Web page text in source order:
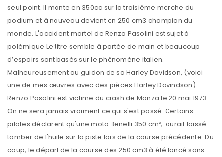
seul point. Il monte en 350cc sur la troisième marche du
podium et à nouveau devient en 250 cm3 champion du
monde. L'accident mortel de Renzo Pasolini est sujet à
polémique Le titre semble à portée de main et beaucoup
d’espoirs sont basés sur le phénomène italien.
Malheureusement au guidon de sa Harley Davidson, (voici
une de mes œuvres avec des pièces Harley Davindson)
Renzo Pasolini est victime du crash de Monza le 20 mai 1973.
On ne sera jamais vraiment ce qui s'est passé. Certains
pilotes déclarent qu'une moto Benelli 350 cm³, aurait laissé
tomber de l'huile sur la piste lors de la course précédente. Du
coup, le départ de la course des 250 cm3 à été lancé sans